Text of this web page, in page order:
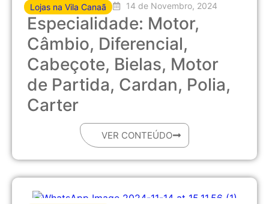
Lojas na Vila Canaã 14 de Novembro, 2024
Especialidade: Motor,
Câmbio, Diferencial,
Cabeçote, Bielas, Motor
de Partida, Cardan, Polia,
Carter
VER CONTEÚDO